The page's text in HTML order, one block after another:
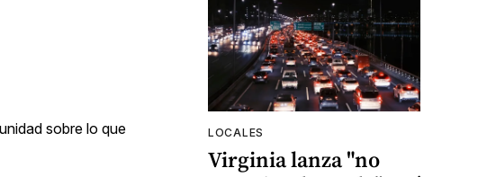
sobre lo que
LOCALES
Virginia lanza "no